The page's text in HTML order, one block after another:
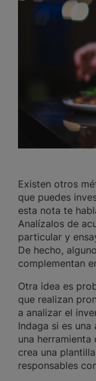
Existen otros
que puedes
esta nota te
Analízalos de
particular y
De hecho,
complementan
Otra idea es
que realizan
a analizar el
Indaga si es
una herramienta
crea una
responsables